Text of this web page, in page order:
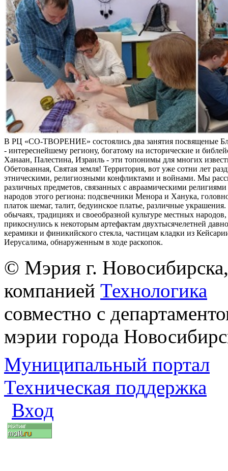
В РЦ «СО-ТВОРЕНИЕ» состоялись два занятия посвященые
- интереснейшему региону, богатому на исторические и
Ханаан, Палестина, Израиль - эти топонимы для многих
Обетованная, Святая земля! Территория, вот уже сотни лет
этническими, религиозными конфликтами и войнами. Мы
различных предметов, связанных с авраамическими религиями
народов этого региона: подсвечники Менора и Ханука,
платок шемаг, талит, бедуинское платье, различные
обычаях, традициях и своеобразной культуре местных
прикоснулись к некоторым артефактам двухтысячелетней
керамики и финикийского стекла, частицам кладки из
Иерусалима, обнаруженным в ходе раскопок.
© Мэрия г.
компанией Технологика
совместно с
мэрии города
Муниципальный портал
Техническая поддержка
Вход